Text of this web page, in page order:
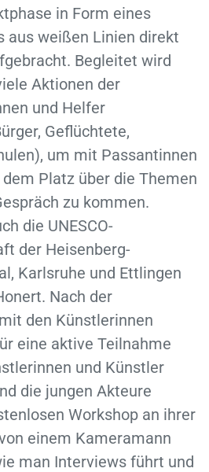
in Form eines
aus weißen Linien direkt
Begleitet wird
Aktionen der
und Helfer
Geflüchtete,
um mit Passantinnen
Platz über die Themen
zu kommen.
die UNESCO-
der Heisenberg-
Karlsruhe und Ettlingen
Nach der
den Künstlerinnen
eine aktive Teilnahme
und Künstler
die jungen Akteure
Workshop an ihrer
einem Kameramann
man Interviews führt und